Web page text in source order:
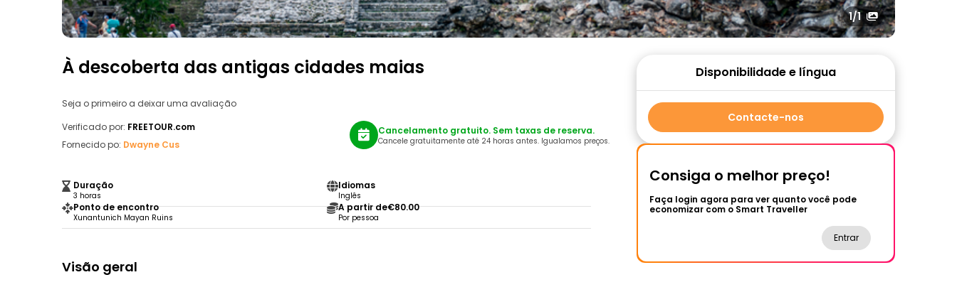
1/1
À descoberta das antigas cidades maias
Seja o primeiro a deixar uma avaliação
Verificado por: FREETOUR.com
Fornecido po: Dwayne Cus
Duração
3 horas
Idiomas
Inglês
Ponto de encontro
Xunantunich Mayan Ruins
A partir de€80.00
Por pessoa
Cancelamento gratuito. Sem taxas de reserva.
Cancele gratuitamente até 24 horas antes. Igualamos preços.
Visão geral
Disponibilidade e língua
Contacte-nos
Consiga o melhor preço!
Faça login agora para ver quanto você pode
economizar com o Smart Traveller
Entrar